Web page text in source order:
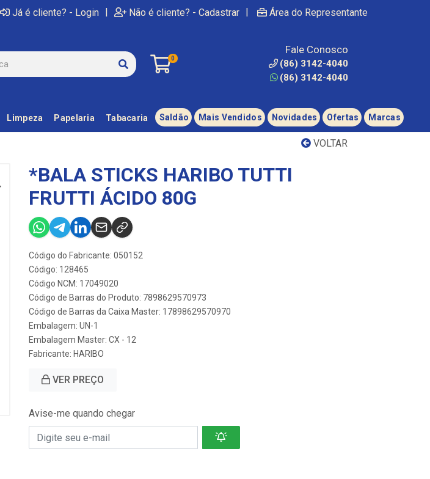
Já é cliente? - Login | Não é cliente? - Cadastrar | Área do Representante
0
Fale Conosco
(86) 3142-4040
(86) 3142-4040
Limpeza Papelaria Tabacaria Saldão Mais Vendidos Novidades Ofertas Marcas
VOLTAR
*BALA STICKS HARIBO TUTTI
FRUTTI ÁCIDO 80G
Código do Fabricante: 050152
Código: 128465
Código NCM: 17049020
Código de Barras do Produto: 7898629570973
Código de Barras da Caixa Master: 17898629570970
Embalagem: UN-1
Embalagem Master: CX - 12
Fabricante: HARIBO
VER PREÇO
Avise-me quando chegar